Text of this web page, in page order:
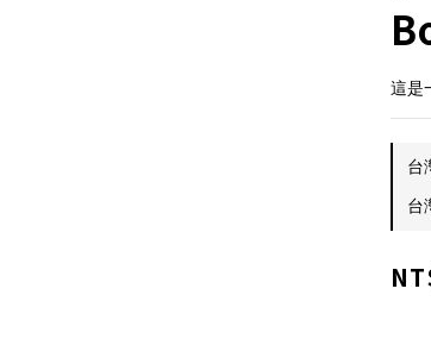
這是
台
台